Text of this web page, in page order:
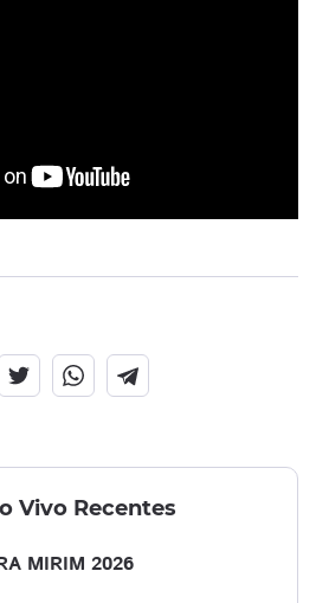
Vivo Recentes
MIRIM 2026